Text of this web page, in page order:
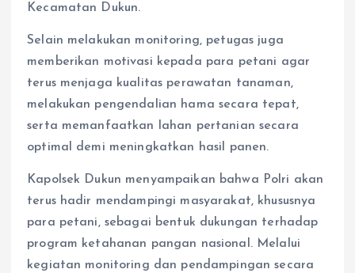
Kecamatan Dukun.
Selain melakukan monitoring, petugas juga
memberikan motivasi kepada para petani agar
terus menjaga kualitas perawatan tanaman,
melakukan pengendalian hama secara tepat,
serta memanfaatkan lahan pertanian secara
optimal demi meningkatkan hasil panen.
Kapolsek Dukun menyampaikan bahwa Polri akan
terus hadir mendampingi masyarakat, khususnya
para petani, sebagai bentuk dukungan terhadap
program ketahanan pangan nasional. Melalui
kegiatan monitoring dan pendampingan secara